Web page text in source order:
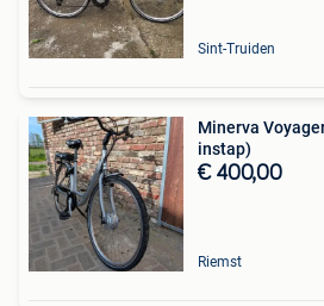
Sint-Truiden
Minerva
instap)
€ 400,00
Riemst